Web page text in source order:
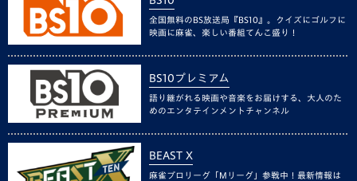
全国無料のBS放送局『BS10』。クイズにゴルフに
映画に麻雀、楽しい番組てんこ盛り！
BS10プレミアム
語り継がれる映画や音楽をお届けする、大人のた
めのエンタテインメントチャンネル
BEAST X
麻雀プロリーグ「Mリーグ」参戦中！最新情報は